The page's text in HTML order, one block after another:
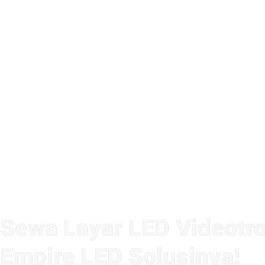
Sewa Layar LED
Empire LED Solusinya!